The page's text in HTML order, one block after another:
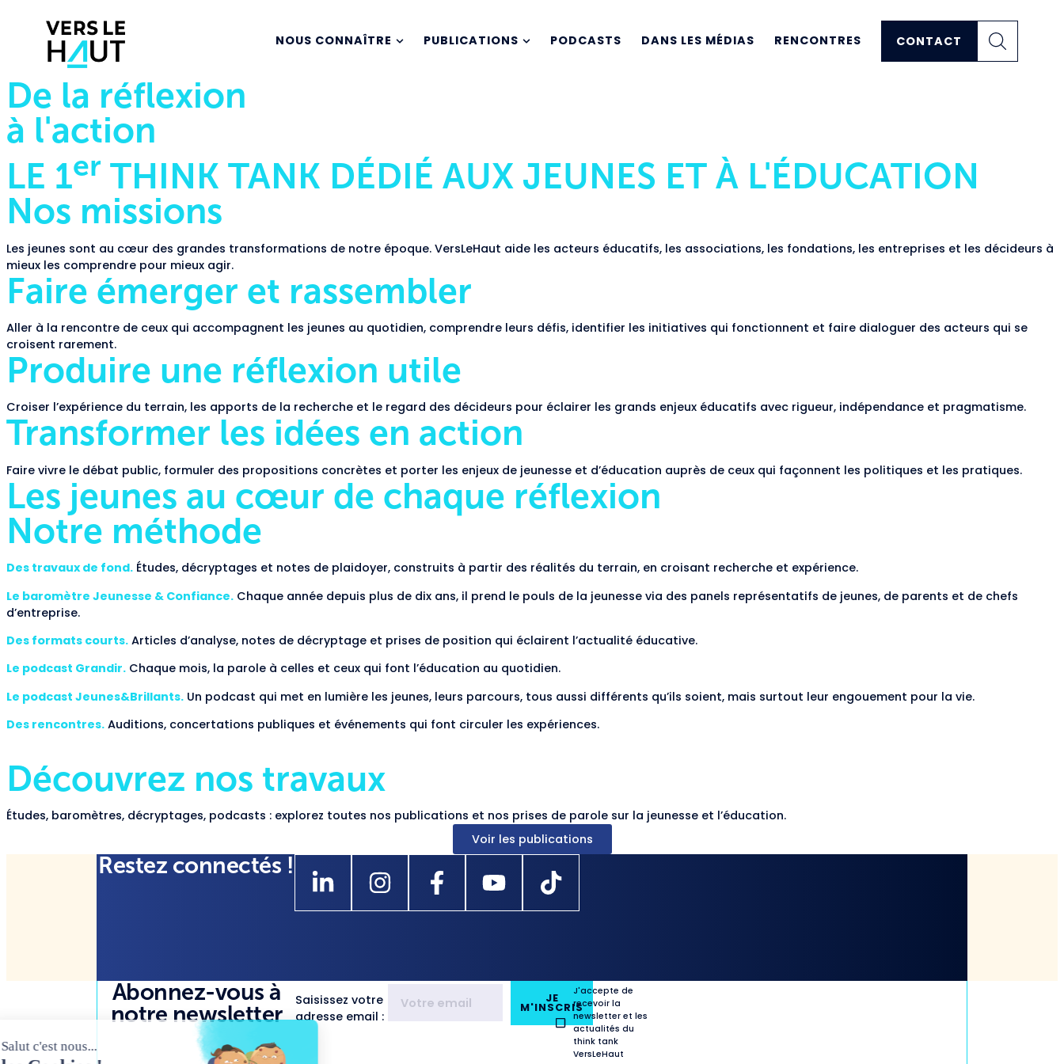
NOUS CONNAÎTRE PUBLICATIONS PODCASTS DANS LES MÉDIAS RENCONTRES CONTACT
De la réflexion
à l'action
LE 1er THINK TANK DÉDIÉ AUX JEUNES ET À L'ÉDUCATION
Nos missions
Les jeunes sont au cœur des grandes transformations de notre époque. VersLeHaut aide les acteurs éducatifs, les associations, les fondations, les entreprises et les décideurs à
mieux les comprendre pour mieux agir.
Faire émerger et rassembler
Aller à la rencontre de ceux qui accompagnent les jeunes au quotidien, comprendre leurs défis, identifier les initiatives qui fonctionnent et faire dialoguer des acteurs qui se
croisent rarement.
Produire une réflexion utile
Croiser l’expérience du terrain, les apports de la recherche et le regard des décideurs pour éclairer les grands enjeux éducatifs avec rigueur, indépendance et pragmatisme.
Transformer les idées en action
Faire vivre le débat public, formuler des propositions concrètes et porter les enjeux de jeunesse et d’éducation auprès de ceux qui façonnent les politiques et les pratiques.
Les jeunes au cœur de chaque réflexion
Notre méthode
Des travaux de fond. Études, décryptages et notes de plaidoyer, construits à partir des réalités du terrain, en croisant recherche et expérience.
Le baromètre Jeunesse & Confiance. Chaque année depuis plus de dix ans, il prend le pouls de la jeunesse via des panels représentatifs de jeunes, de parents et de chefs
d’entreprise.
Des formats courts. Articles d’analyse, notes de décryptage et prises de position qui éclairent l’actualité éducative.
Le podcast Grandir. Chaque mois, la parole à celles et ceux qui font l’éducation au quotidien.
Le podcast Jeunes&Brillants. Un podcast qui met en lumière les jeunes, leurs parcours, tous aussi différents qu’ils soient, mais surtout leur engouement pour la vie.
Des rencontres. Auditions, concertations publiques et événements qui font circuler les expériences.
Découvrez nos travaux
Études, baromètres, décryptages, podcasts : explorez toutes nos publications et nos prises de parole sur la jeunesse et l’éducation.
Voir les publications
Restez connectés !
Abonnez-vous à
notre newsletter
Saisissez votre
adresse email :
JE
M'INSCRIS
J'accepte de
recevoir la
newsletter et les
actualités du
think tank
VersLeHaut